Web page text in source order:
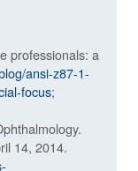
professionals: a
ansi-z87-1-
focus;
14, 2014.